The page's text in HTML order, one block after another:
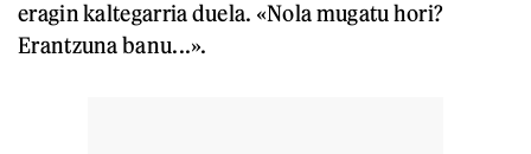
eragin kaltegarria duela. «Nola mugatu hori?
Erantzuna banu...».